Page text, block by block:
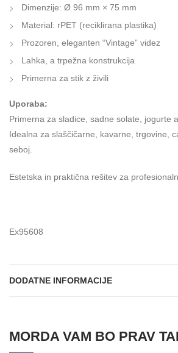
Dimenzije: Ø 96 mm × 75 mm
Material: rPET (reciklirana plastika)
Prozoren, eleganten “Vintage” videz
Lahka, a trpežna konstrukcija
Primerna za stik z živili
Uporaba:
Primerna za sladice, sadne solate, jogurte
Idealna za slaščičarne, kavarne, trgovine,
seboj.
Estetska in praktična rešitev za
Ex95608
DODATNE INFORMACIJE
MORDA VAM BO PRAV